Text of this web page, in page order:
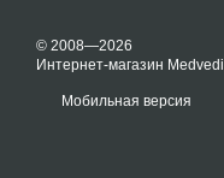
© 2008—2026
Интернет-магазин Medvedi
Мобильная версия